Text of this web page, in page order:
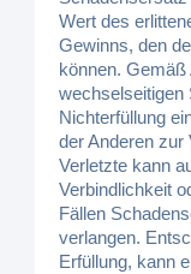
Wert des
Gewinns, den
können. Gemäß
wechselseitigen
Nichterfüllung
der Anderen zur
Verletzte kann
Verbindlichkeit
Fällen
verlangen.
Erfüllung, kann